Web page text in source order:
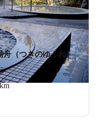
舟（つきのゆふね）